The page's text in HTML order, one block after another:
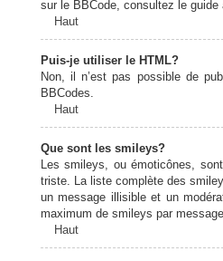
sur le BBCode, consultez le
Haut
Puis-je utiliser le HTML?
Non, il n’est pas possible de
BBCodes.
Haut
Que sont les smileys?
Les smileys, ou émoticônes,
triste. La liste complète des
un message illisible et un
maximum de smileys par
Haut